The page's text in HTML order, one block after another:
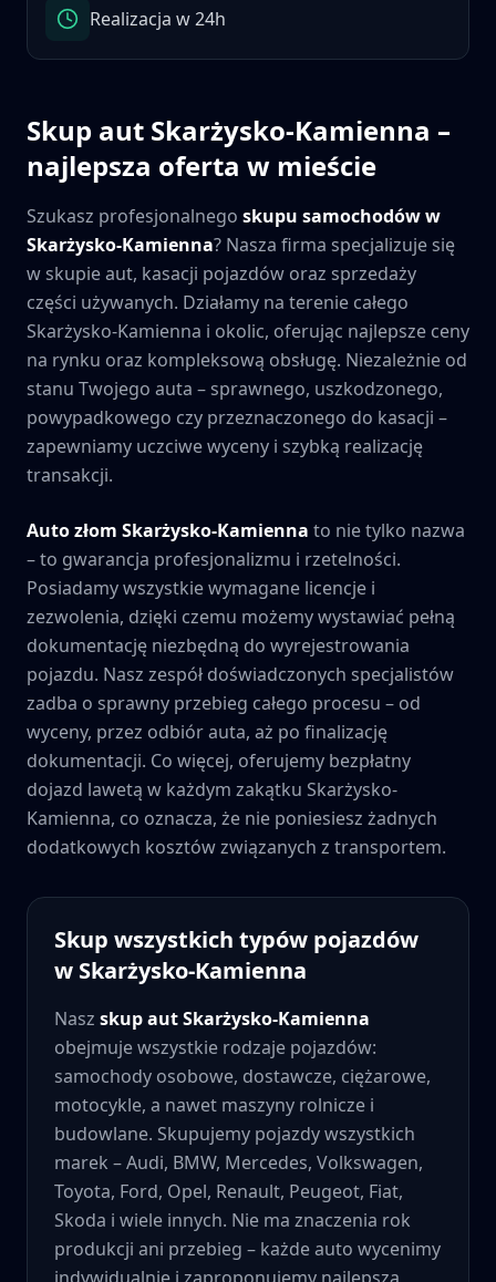
Realizacja w 24h
Skup aut Skarżysko-Kamienna –
najlepsza oferta w mieście
Szukasz profesjonalnego skupu samochodów w
Skarżysko-Kamienna? Nasza firma specjalizuje się
w skupie aut, kasacji pojazdów oraz sprzedaży
części używanych. Działamy na terenie całego
Skarżysko-Kamienna i okolic, oferując najlepsze ceny
na rynku oraz kompleksową obsługę. Niezależnie od
stanu Twojego auta – sprawnego, uszkodzonego,
powypadkowego czy przeznaczonego do kasacji –
zapewniamy uczciwe wyceny i szybką realizację
transakcji.
Auto złom Skarżysko-Kamienna to nie tylko nazwa
– to gwarancja profesjonalizmu i rzetelności.
Posiadamy wszystkie wymagane licencje i
zezwolenia, dzięki czemu możemy wystawiać pełną
dokumentację niezbędną do wyrejestrowania
pojazdu. Nasz zespół doświadczonych specjalistów
zadba o sprawny przebieg całego procesu – od
wyceny, przez odbiór auta, aż po finalizację
dokumentacji. Co więcej, oferujemy bezpłatny
dojazd lawetą w każdym zakątku Skarżysko-
Kamienna, co oznacza, że nie poniesiesz żadnych
dodatkowych kosztów związanych z transportem.
Skup wszystkich typów pojazdów
w Skarżysko-Kamienna
Nasz skup autSkarżysko-Kamienna
obejmuje wszystkie rodzaje pojazdów:
samochody osobowe, dostawcze, ciężarowe,
motocykle, a nawet maszyny rolnicze i
budowlane. Skupujemy pojazdy wszystkich
marek – Audi, BMW, Mercedes, Volkswagen,
Toyota, Ford, Opel, Renault, Peugeot, Fiat,
Skoda i wiele innych. Nie ma znaczenia rok
produkcji ani przebieg – każde auto wycenimy
indywidualnie i zaproponujemy najlepszą